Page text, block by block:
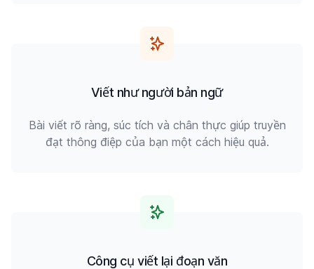
Viết như người bản ngữ
Bài viết rõ ràng, súc tích và chân thực giúp truyền
đạt thông điệp của bạn một cách hiệu quả.
Công cụ viết lại đoạn văn